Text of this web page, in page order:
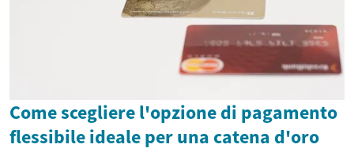
Come scegliere l'opzione di pagamento
flessibile ideale per una catena d'oro